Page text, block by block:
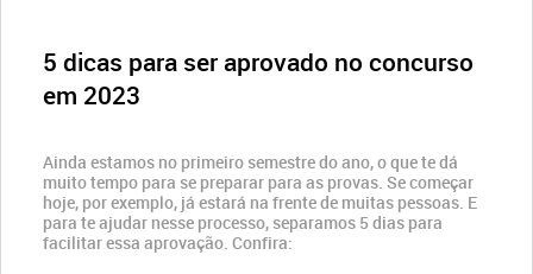
5 dicas para ser aprovado no concurso
em 2023
Ainda estamos no primeiro semestre do ano, o que te dá
muito tempo para se preparar para as provas. Se começar
hoje, por exemplo, já estará na frente de muitas pessoas. E
para te ajudar nesse processo, separamos 5 dias para
facilitar essa aprovação. Confira: